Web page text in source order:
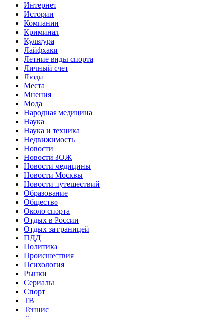
Интернет
Истории
Компании
Криминал
Культура
Лайфхаки
Летние виды спорта
Личный счет
Люди
Места
Мнения
Мода
Народная медицина
Наука
Наука и техника
Недвижимость
Новости
Новости ЗОЖ
Новости медицины
Новости Москвы
Новости путешествий
Образование
Общество
Около спорта
Отдых в России
Отдых за границей
ПДД
Политика
Происшествия
Психология
Рынки
Сериалы
Спорт
ТВ
Теннис